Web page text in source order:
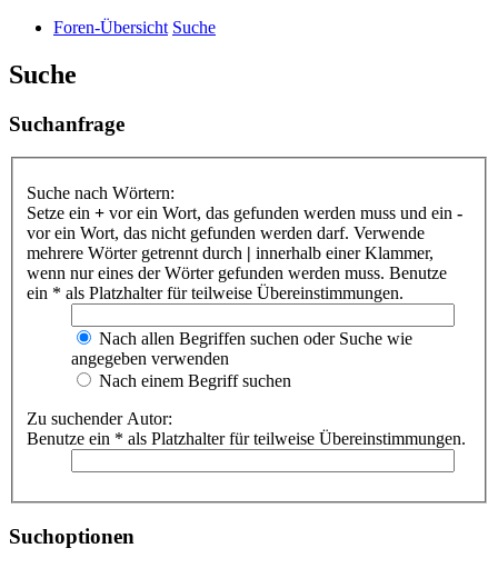
Foren-Übersicht Suche
Suche
Suchanfrage
Suche nach Wörtern:
Setze ein + vor ein Wort, das gefunden werden muss und ein -
vor ein Wort, das nicht gefunden werden darf. Verwende
mehrere Wörter getrennt durch | innerhalb einer Klammer,
wenn nur eines der Wörter gefunden werden muss. Benutze
ein * als Platzhalter für teilweise Übereinstimmungen.
Nach allen Begriffen suchen oder Suche wie
angegeben verwenden
Nach einem Begriff suchen
Zu suchender Autor:
Benutze ein * als Platzhalter für teilweise Übereinstimmungen.
Suchoptionen